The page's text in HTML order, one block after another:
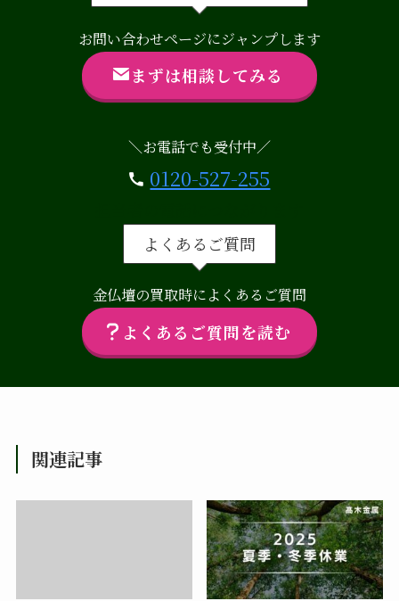
お問い合わせページにジャンプします
まずは相談してみる
＼お電話でも受付中／
0120-527-255
よくあるご質問
金仏壇の買取時によくあるご質問
よくあるご質問を読む
関連記事